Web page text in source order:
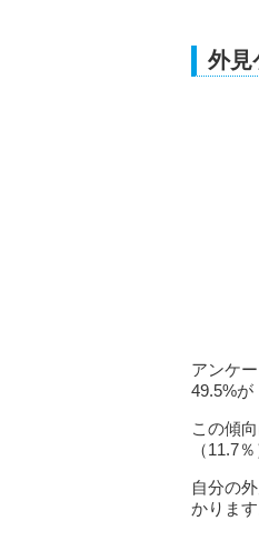
外見
アンケ
49.5%が
この傾
（11.7
自分の
かります